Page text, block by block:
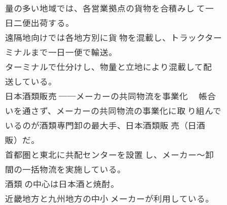
量の多い地域では、各営業拠点の貨物を合積みし て一
日二便出荷する。
遠隔地向けでは各地方別に貨 物を混載し、トラックター
ミナルまで一日一便で輸送。
ターミナルで仕分けし、物量と立地により混載して配
送している。
日本酒類販売 ──メーカーの共同物流を事業化 帳合
いを通さず、メーカーの共同物流の事業化に取 り組んで
いるのが酒類専門卸の最大手、日本酒類販 売（日酒
販）だ。
首都圏と東北に共配センターを設置 し、メーカー〜卸
間の一括物流を実施している。
酒類 の中心は日本酒と焼酎。
近畿地方と九州地方の中小 メーカーが利用している。